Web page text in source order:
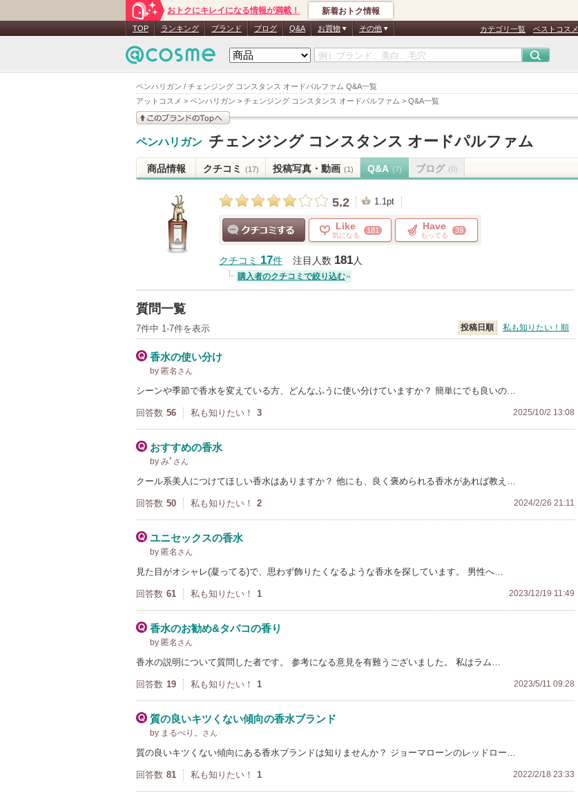
ペンハリガン / チェンジング コンスタンス オードパルファム Q&A一覧
アットコスメ > ペンハリガン > チェンジング コンスタンス オードパルファム > Q&A一覧
おトクにキレイになる情報が満載！ 新着おトク情報
TOP ランキング ブランド ブログ Q&A お買物 その他 カテゴリ一覧 ベストコスメ
このブランドの情報を
ペンハリガン チェンジング コンスタンス オードパルファム
商品情報 クチコミ (17) 投稿写真・動画 (1) Q&A (7) ブログ (0)
5.2 1.1pt
Like
気になる
181 Have
もってる
39
クチコミ 17件 注目人数 181人
購入者のクチコミで絞り込む
質問一覧
7件中 1-7件を表示 投稿日順 私も知りたい！順
香水の使い分け
by 匿名 さん
シーンや季節で香水を変えている方、どんなふうに使い分けていますか？ 簡単にでも良いの…
回答数 56 私も知りたい！ 3 2025/10/2 13:08
おすすめの香水
by みﾟ さん
クール系美人につけてほしい香水はありますか？ 他にも、良く褒められる香水があれば教え…
回答数 50 私も知りたい！ 2 2024/2/26 21:11
ユニセックスの香水
by 匿名 さん
見た目がオシャレ(凝ってる)で、思わず飾りたくなるような香水を探しています。 男性へ…
回答数 61 私も知りたい！ 1 2023/12/19 11:49
香水のお勧め&タバコの香り
by 匿名 さん
香水の説明について質問した者です。 参考になる意見を有難うございました。 私はラム…
回答数 19 私も知りたい！ 1 2023/5/11 09:28
質の良いキツくない傾向の香水ブランド
by まるべり。 さん
質の良いキツくない傾向にある香水ブランドは知りませんか？ ジョーマローンのレッドロー…
回答数 81 私も知りたい！ 1 2022/2/18 23:33